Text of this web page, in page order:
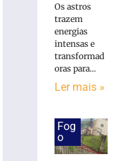
Motorista
ferido
desviar
cachorro
Os astros
trazem
energias
intensas e
transformad
oras para...
Ler mais »
Fog
o